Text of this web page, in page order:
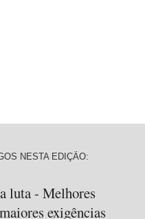
NESTA EDIÇÃO:
luta - Melhores
exigências